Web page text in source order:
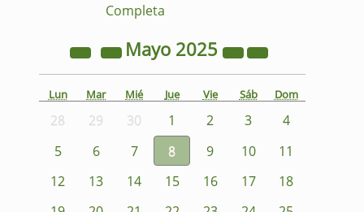
Completa
Mayo 2025
Lun Mar Mié Jue Vie Sáb Dom
28 29 30 1 2 3
4
5
6 7 8 9 10
11
12
13 14 15 16 17
18